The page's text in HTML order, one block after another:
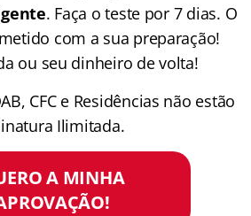
. Faça o teste por 7 dias. O
com a sua preparação!
ou seu dinheiro de volta!
CFC e Residências não estão
Ilimitada.
A MINHA